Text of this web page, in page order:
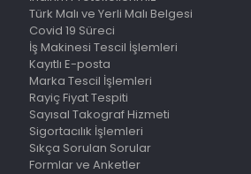
Türk Malı ve Yerli Malı Belgesi
Covid 19 Süreci
İş Makinesi Tescil İşlemleri
Kayıtlı E-posta
Marka Tescil İşlemleri
Rayiç Fiyat Tespiti
Sayısal Takograf Hizmeti
Sigortacılık İşlemleri
Sıkça Sorulan Sorular
Formlar ve Anketler